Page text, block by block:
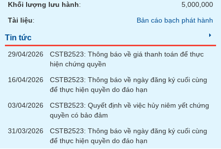
Khối lượng lưu hành:
5,000,000
Tài liệu: Bản cáo bạch phát hành
Tin tức
29/04/2026
CSTB2523: Thông báo về giá thanh toán để thực
hiện chứng quyền
16/04/2026
CSTB2523: Thông báo về ngày đăng ký cuối cùng
để thực hiện quyền do đáo hạn
03/04/2026
CSTB2523: Quyết định về việc hủy niêm yết chứng
quyền có bảo đảm
31/03/2026
CSTB2523: Thông báo về ngày đăng ký cuối cùng
để thực hiện quyền do đáo hạn